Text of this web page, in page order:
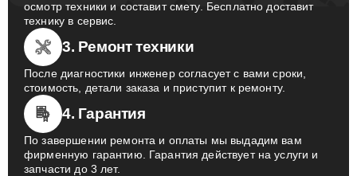
осмотр техники и составит смету. Бесплатно доставит
технику в сервис.
3. Ремонт техники
После диагностики инженер согласует с вами сроки,
стоимость, детали заказа и приступит к ремонту.
4. Гарантия
По завершении ремонта и оплаты мы выдадим вам
фирменную гарантию. Гарантия действует на услуги и
запчасти до 3 лет.